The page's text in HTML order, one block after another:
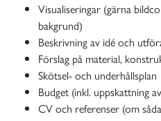
Visualiseringar (gärna
bakgrund)
Beskrivning av idé och
Förslag på material,
Skötsel- och underhållsplan
Budget (inkl. uppskattning
CV och referenser (om